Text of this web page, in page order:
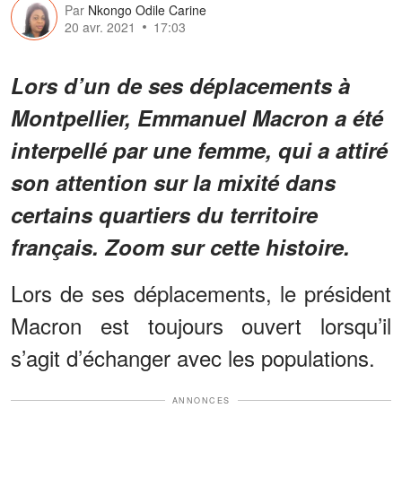
Par Nkongo Odile Carine
20 avr. 2021
17:03
Lors d’un de ses déplacements à
Montpellier, Emmanuel Macron a été
interpellé par une femme, qui a attiré
son attention sur la mixité dans
certains quartiers du territoire
français. Zoom sur cette histoire.
Lors de ses déplacements, le président
Macron est toujours ouvert lorsqu’il
s’agit d’échanger avec les populations.
ANNONCES